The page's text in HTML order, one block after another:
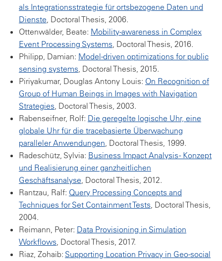
als Integrationsstrategie für ortsbezogene Daten und
Dienste, Doctoral Thesis, 2006.
Ottenwälder, Beate: Mobility-awareness in Complex
Event Processing Systems, Doctoral Thesis, 2016.
Philipp, Damian: Model-driven optimizations for public
sensing systems, Doctoral Thesis, 2015.
Piriyakumar, Douglas Antony Louis: On Recognition of
Group of Human Beings in Images with Navigation
Strategies, Doctoral Thesis, 2003.
Rabenseifner, Rolf: Die geregelte logische Uhr, eine
globale Uhr für die tracebasierte Überwachung
paralleler Anwendungen, Doctoral Thesis, 1999.
Radeschütz, Sylvia: Business Impact Analysis - Konzept
und Realisierung einer ganzheitlichen
Geschäftsanalyse, Doctoral Thesis, 2012.
Rantzau, Ralf: Query Processing Concepts and
Techniques for Set Containment Tests, Doctoral Thesis,
2004.
Reimann, Peter: Data Provisioning in Simulation
Workflows, Doctoral Thesis, 2017.
Riaz, Zohaib: Supporting Location Privacy in Geo-social